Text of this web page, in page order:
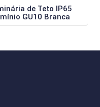
de Teto IP65
GU10 Branca